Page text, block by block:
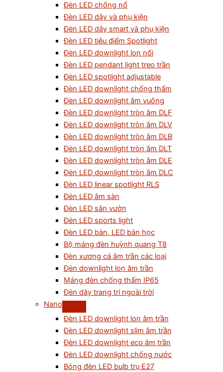
Đèn LED chống nổ
Đèn LED dây và phụ kiện
Đèn LED dây smart và phụ kiện
Đèn LED tiêu điểm Spotlight
Đèn LED downlight lon nổi
Đèn LED pendant light treo trần
Đèn LED spotlight adjustable
Đèn LED downlight chống thấm
Đèn LED downlight âm vuông
Đèn LED downlight tròn âm DLF
Đèn LED downlight tròn âm DLV
Đèn LED downlight tròn âm DLB
Đèn LED downlight tròn âm DLT
Đèn LED downlight tròn âm DLE
Đèn LED downlight tròn âm DLC
Đèn LED linear spotlight RLS
Đèn LED âm sàn
Đèn LED sân vườn
Đèn LED sports light
Đèn LED bàn, LED bàn học
Bộ máng đèn huỳnh quang T8
Đèn xương cá âm trần các loại
Đèn downlight lon âm trần
Máng đèn chống thấm IP65
Đèn dây trang trí ngoài trời
Nano
Đèn LED downlight lon âm trần
Đèn LED downlight slim âm trần
Đèn LED downlight eco âm trần
Đèn LED downlight chống nước
Bóng đèn LED bulb trụ E27